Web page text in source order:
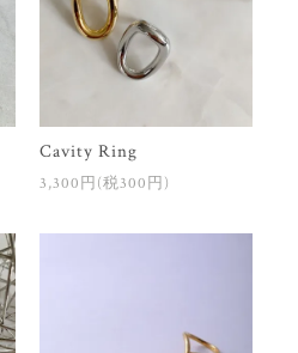
Cavity Ring
3,300円(税300円)